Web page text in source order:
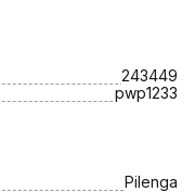
243449
pwp1233
Pilenga